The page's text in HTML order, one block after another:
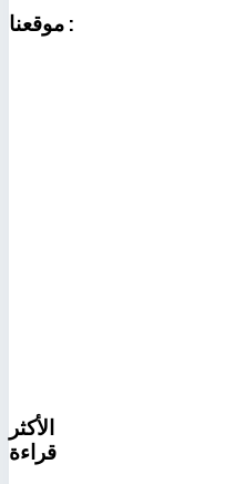
:
الأكثر
قراءة